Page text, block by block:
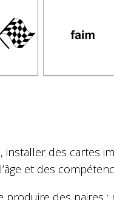
des cartes
et des
produire des paires :